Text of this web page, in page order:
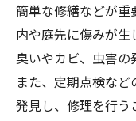
簡単な修繕などが重
内や庭先に傷みが生
臭いやカビ、虫害の
また、定期点検な
発見し、修理を行う